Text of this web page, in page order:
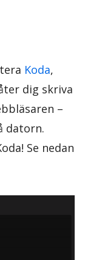
Koda,
dig skriva
–
datorn.
Se nedan